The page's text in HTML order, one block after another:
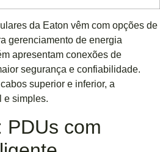
da Eaton vêm com opções de
gerenciamento de energia
apresentam conexões de
segurança e confiabilidade.
superior e inferior, a
e simples.
PDUs com